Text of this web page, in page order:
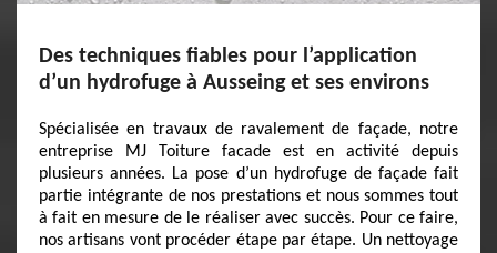
Des techniques fiables pour l’application
d’un hydrofuge à Ausseing et ses environs
Spécialisée en travaux de ravalement de façade, notre
entreprise MJ Toiture facade est en activité depuis
plusieurs années. La pose d’un hydrofuge de façade fait
partie intégrante de nos prestations et nous sommes tout
à fait en mesure de le réaliser avec succès. Pour ce faire,
nos artisans vont procéder étape par étape. Un nettoyage